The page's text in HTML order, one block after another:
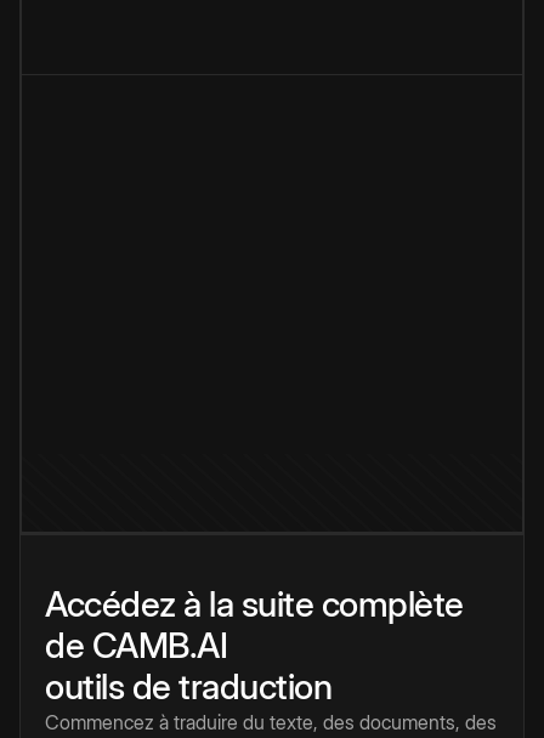
Accédez à la suite complète
de CAMB.AI
outils de traduction
Commencez à traduire du texte, des documents, des